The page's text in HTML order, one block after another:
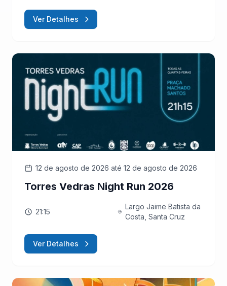
Ver Detalhes
12 de agosto de 2026 até 12 de agosto de 2026
Torres Vedras Night Run 2026
21:15
Largo Jaime Batista da
Costa, Santa Cruz
Ver Detalhes